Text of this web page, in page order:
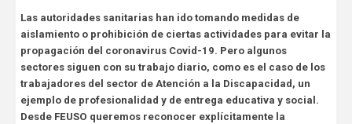
Las autoridades sanitarias han ido tomando medidas de
aislamiento o prohibición de ciertas actividades para evitar la
propagación del coronavirus Covid-19. Pero algunos
sectores siguen con su trabajo diario, como es el caso de los
trabajadores del sector de Atención a la Discapacidad, un
ejemplo de profesionalidad y de entrega educativa y social.
Desde FEUSO queremos reconocer explícitamente la